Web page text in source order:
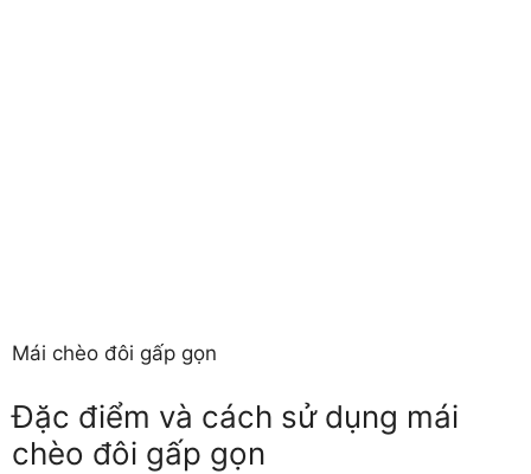
Mái chèo đôi gấp gọn
Đặc điểm và cách sử dụng mái
chèo đôi gấp gọn